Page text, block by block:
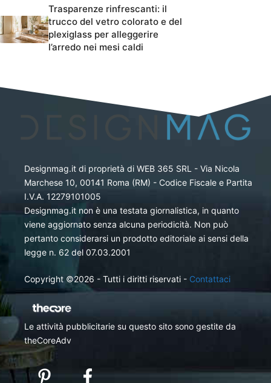
Trasparenze rinfrescanti: il
trucco del vetro colorato e del
plexiglass per alleggerire
l’arredo nei mesi caldi
Designmag.it di proprietà di WEB 365 SRL - Via Nicola
Marchese 10, 00141 Roma (RM) - Codice Fiscale e Partita
I.V.A. 12279101005
Designmag.it non è una testata giornalistica, in quanto
viene aggiornato senza alcuna periodicità. Non può
pertanto considerarsi un prodotto editoriale ai sensi della
legge n. 62 del 07.03.2001
Copyright ©2026 - Tutti i diritti riservati - Contattaci
Le attività pubblicitarie su questo sito sono gestite da
theCoreAdv